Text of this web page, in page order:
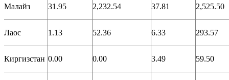
Малайз 31.95 2,232.54 37.81 2,525.50
Лаос 1.13 52.36 6.33 293.57
Киргизстан 0.00 0.00 3.49 59.50